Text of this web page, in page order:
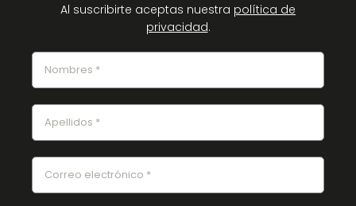
Al suscribirte aceptas nuestra política de
privacidad.